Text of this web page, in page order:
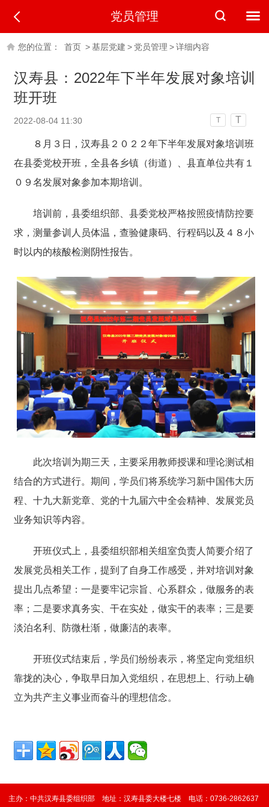
党员管理
您的位置： 首页 >基层党建 > 党员管理 >详细内容
汉寿县：2022年下半年发展对象培训
班开班
2022-08-04 11:30 T T
８月３日，汉寿县２０２２年下半年发展对象培训班
在县委党校开班，全县各乡镇（街道）、县直单位共有１
０９名发展对象参加本期培训。
培训前，县委组织部、县委党校严格按照疫情防控要
求，测量参训人员体温，查验健康码、行程码以及４８小
时以内的核酸检测阴性报告。
此次培训为期三天，主要采用教师授课和理论测试相
结合的方式进行。期间，学员们将系统学习新中国伟大历
程、十九大新党章、党的十九届六中全会精神、发展党员
业务知识等内容。
开班仪式上，县委组织部相关组室负责人简要介绍了
发展党员相关工作，提到了自身工作感受，并对培训对象
提出几点希望：一是要牢记宗旨、心系群众，做服务的表
率；二是要求真务实、干在实处，做实干的表率；三是要
淡泊名利、防微杜渐，做廉洁的表率。
开班仪式结束后，学员们纷纷表示，将坚定向党组织
靠拢的决心，争取早日加入党组织，在思想上、行动上确
立为共产主义事业而奋斗的理想信念。
主办：中共汉寿县委组织部 地址：汉寿县委大楼七楼 电话：0736-2862637